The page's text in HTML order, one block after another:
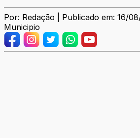
Por: Redação | Publicado em: 16/
Municipio